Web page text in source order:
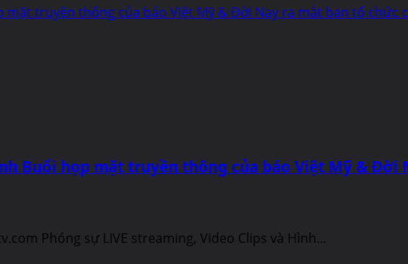
mặt truyền thông của báo Việt Mỹ & Đời Nay ra mắt ban tổ chức
Buổi họp mặt truyền thông của báo Việt Mỹ & Đời
Phóng sự LIVE streaming, Video Clips và Hình...